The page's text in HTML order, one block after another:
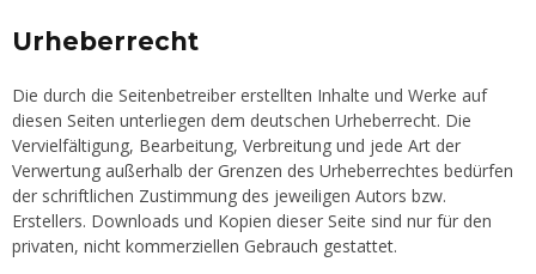
Urheberrecht
Die durch die Seitenbetreiber erstellten Inhalte und Werke auf
diesen Seiten unterliegen dem deutschen Urheberrecht. Die
Vervielfältigung, Bearbeitung, Verbreitung und jede Art der
Verwertung außerhalb der Grenzen des Urheberrechtes bedürfen
der schriftlichen Zustimmung des jeweiligen Autors bzw.
Erstellers. Downloads und Kopien dieser Seite sind nur für den
privaten, nicht kommerziellen Gebrauch gestattet.